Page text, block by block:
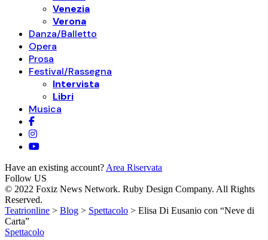
Venezia
Verona
Danza/Balletto
Opera
Prosa
Festival/Rassegna
Intervista
Libri
Musica
Have an existing account? Area Riservata
Follow US
© 2022 Foxiz News Network. Ruby Design Company. All Rights
Reserved.
Teatrionline > Blog > Spettacolo > Elisa Di Eusanio con “Neve di
Carta”
Spettacolo